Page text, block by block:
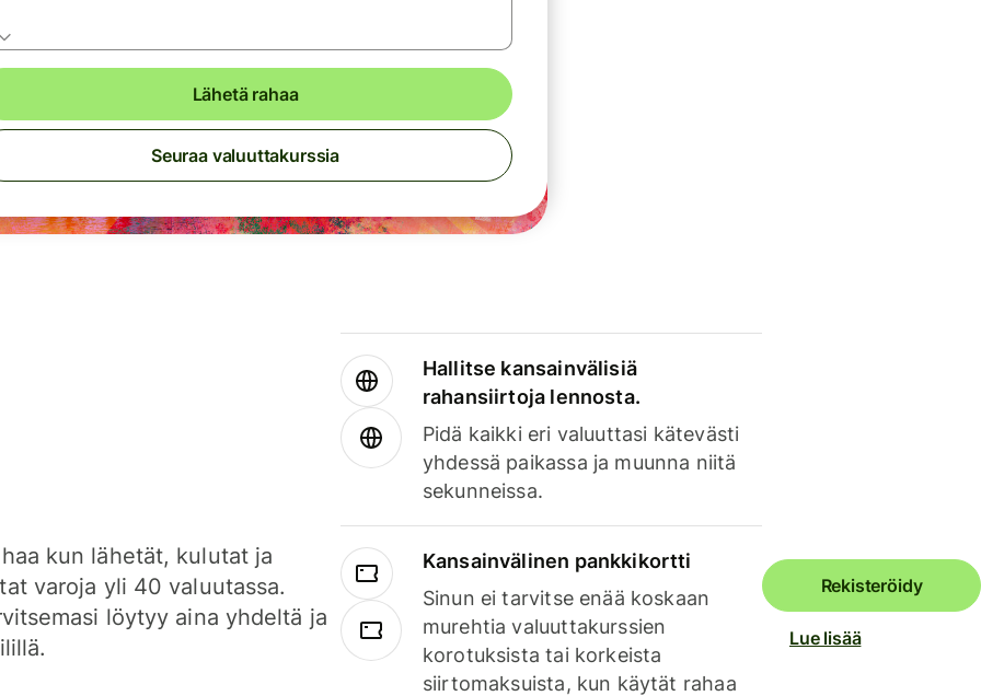
Lähetä rahaa
Seuraa valuuttakurssia
kun lähetät, kulutat ja
varoja yli 40 valuutassa.
löytyy aina yhdeltä ja
Hallitse kansainvälisiä
rahansiirtoja lennosta.
Pidä kaikki eri valuuttasi kätevästi
yhdessä paikassa ja muunna niitä
sekunneissa.
Kansainvälinen pankkikortti
Sinun ei tarvitse enää koskaan
murehtia valuuttakurssien
korotuksista tai korkeista
siirtomaksuista, kun käytät rahaa
Rekisteröidy
Lue lisää